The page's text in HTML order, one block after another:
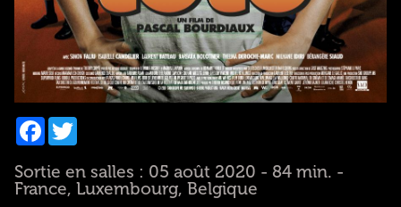
Facebook
Twitter
Sortie en salles : 05 août 2020 - 84 min. -
France, Luxembourg, Belgique